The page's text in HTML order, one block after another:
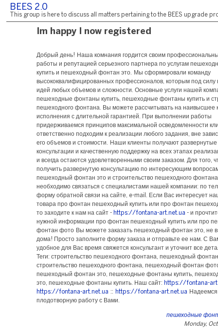
BEES 2.0
This group is here to discuss all matters pertaining to the BEES upgrade
Im happy I now registered
Добрый день! Наша комнания гордится своим
работы и репутацией серьезного партнера по услугам
купить и пешеходный фонтан это. Мы сформировали команду
высококвалифицированных профессионалов, которым под силу
идей любых объемов и сложности. Основные услуги нашей
пешеходные фонтаны купить, пешеходные фонтаны купить и
пешеходного фонтана. Вы можете рассчитывать на наивысшее
исполнения с длительной гарантией. При выполнении работы
придерживаемся принципов максимальной осведомленности
ответственно подходим к реализации любого задания, вне
его объемов и стоимости. Наши клиенты получают развернутые
консультации и качественную поддержку на всех этапах
и всегда остаются удовлетворенными своим заказом. Для того,
получить развернутую консультацию по интересующим
пешеходный фонтан это и строительство пешеходного
необходимо связаться с специалистами нашей компании: по
форму обратной связи на сайте, e-mail. Если Вас интересует
товара про фонтан пешеходный купить или про фонтан
то заходите к нам на сайт - https://fontana-art.net.ua - и
нужной информации про фонтан пешеходный купить или про
фонтан фото Вы можете заказать пешеходный фонтан это, не
дома! Просто заполните форму заказа и отправьте ее нам. С
удобное для Вас время свяжется консультант и уточнит все
Теги: строительство пешеходного фонтана, пешеходный
строительство пешеходного фонтана, пешеходный фонтан
пешеходный фонтан это, пешеходные фонтаны купить,
это, пешеходные фонтаны купить. Наш сайт: https://fontana-
https://fontana-art.net.ua :: https://fontana-art.net.ua
плодотворную работу с Вами.
пешеходные
Monday,